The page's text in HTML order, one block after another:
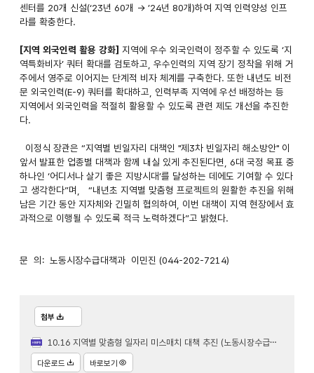
센터를 20개 신설(‘23년 60개 → ’24년 80개)하여 지역 인력양성 인프
라를 확충한다.
[지역 외국인력 활용 강화] 지역에 우수 외국인력이 정주할 수 있도록 ‘지
역특화비자’ 쿼터 확대를 검토하고, 우수인력의 지역 장기 정착을 위해 거
주에서 영주로 이어지는 단계적 비자 체계를 구축한다. 또한 내년도 비전
문 외국인력(E-9) 쿼터를 확대하고, 인력부족 지역에 우선 배정하는 등
지역에서 외국인력을 적절히 활용할 수 있도록 관련 제도 개선을 추진한
다.
이정식 장관은 “지역별 빈일자리 대책인 "제3차 빈일자리 해소방안" 이
앞서 발표한 업종별 대책과 함께 내실 있게 추진된다면, 6대 국정 목표 중
하나인 ‘어디서나 살기 좋은 지방시대’를 달성하는 데에도 기여할 수 있다
고 생각한다”며, “내년초 지역별 맞춤형 프로젝트의 원활한 추진을 위해
남은 기간 동안 지자체와 긴밀히 협의하여, 이번 대책이 지역 현장에서 효
과적으로 이행될 수 있도록 적극 노력하겠다”고 밝혔다.
문 의: 노동시장수급대책과 이민진 (044-202-7214)
첨부
10.16 지역별 맞춤형 일자리 미스매치 대책 추진 (노동시장수급대책과).hwpx
다운로드 바로보기